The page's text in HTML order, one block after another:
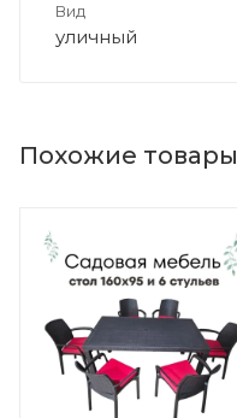
Вид
уличный
Похожие товары